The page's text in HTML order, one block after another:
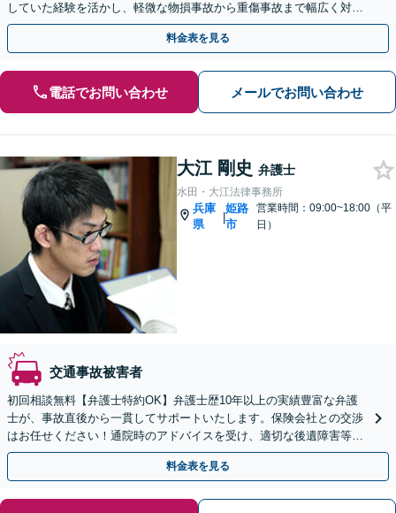
していた経験を活かし、軽微な物損事故から重傷事故まで幅広く対応
いたします【WEB面談対応】
料金表を見る
電話でお問い合わせ メールでお問い合わせ
大江 剛史 弁護士
水田・大江法律事務所
兵庫
県
|
姫路
市
営業時間：09:00~18:00（平
日）
交通事故被害者
初回相談無料【弁護士特約OK】弁護士歴10年以上の実績豊富な弁護
士が、事故直後から一貫してサポートいたします。保険会社との交渉
はお任せください！通院時のアドバイスを受け、適切な後遺障害等級
認定で賠償金アップ【休日・夜間面談可】
料金表を見る